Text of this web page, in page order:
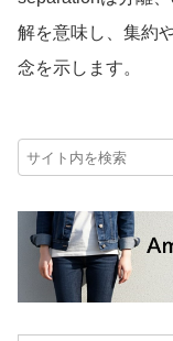
解を意味し、集約
念を示します。